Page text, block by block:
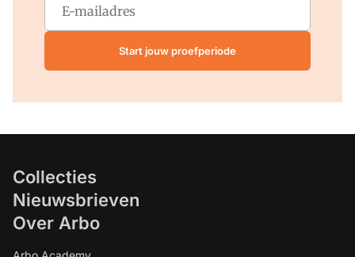
Start jouw proefperiode
Collecties
Nieuwsbrieven
Over Arbo